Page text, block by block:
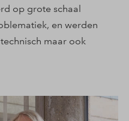
op grote schaal
en werden
maar ook